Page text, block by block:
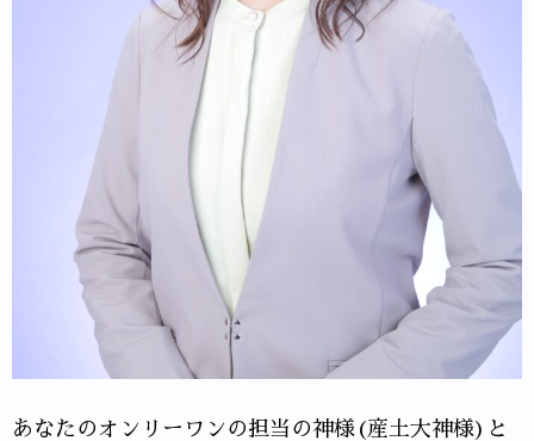
あなたのオンリーワンの担当の神様(産土大神様)と